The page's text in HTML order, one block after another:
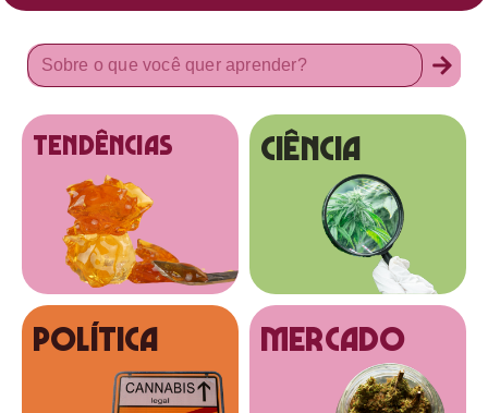
tendências Ciência
Política MERCADO